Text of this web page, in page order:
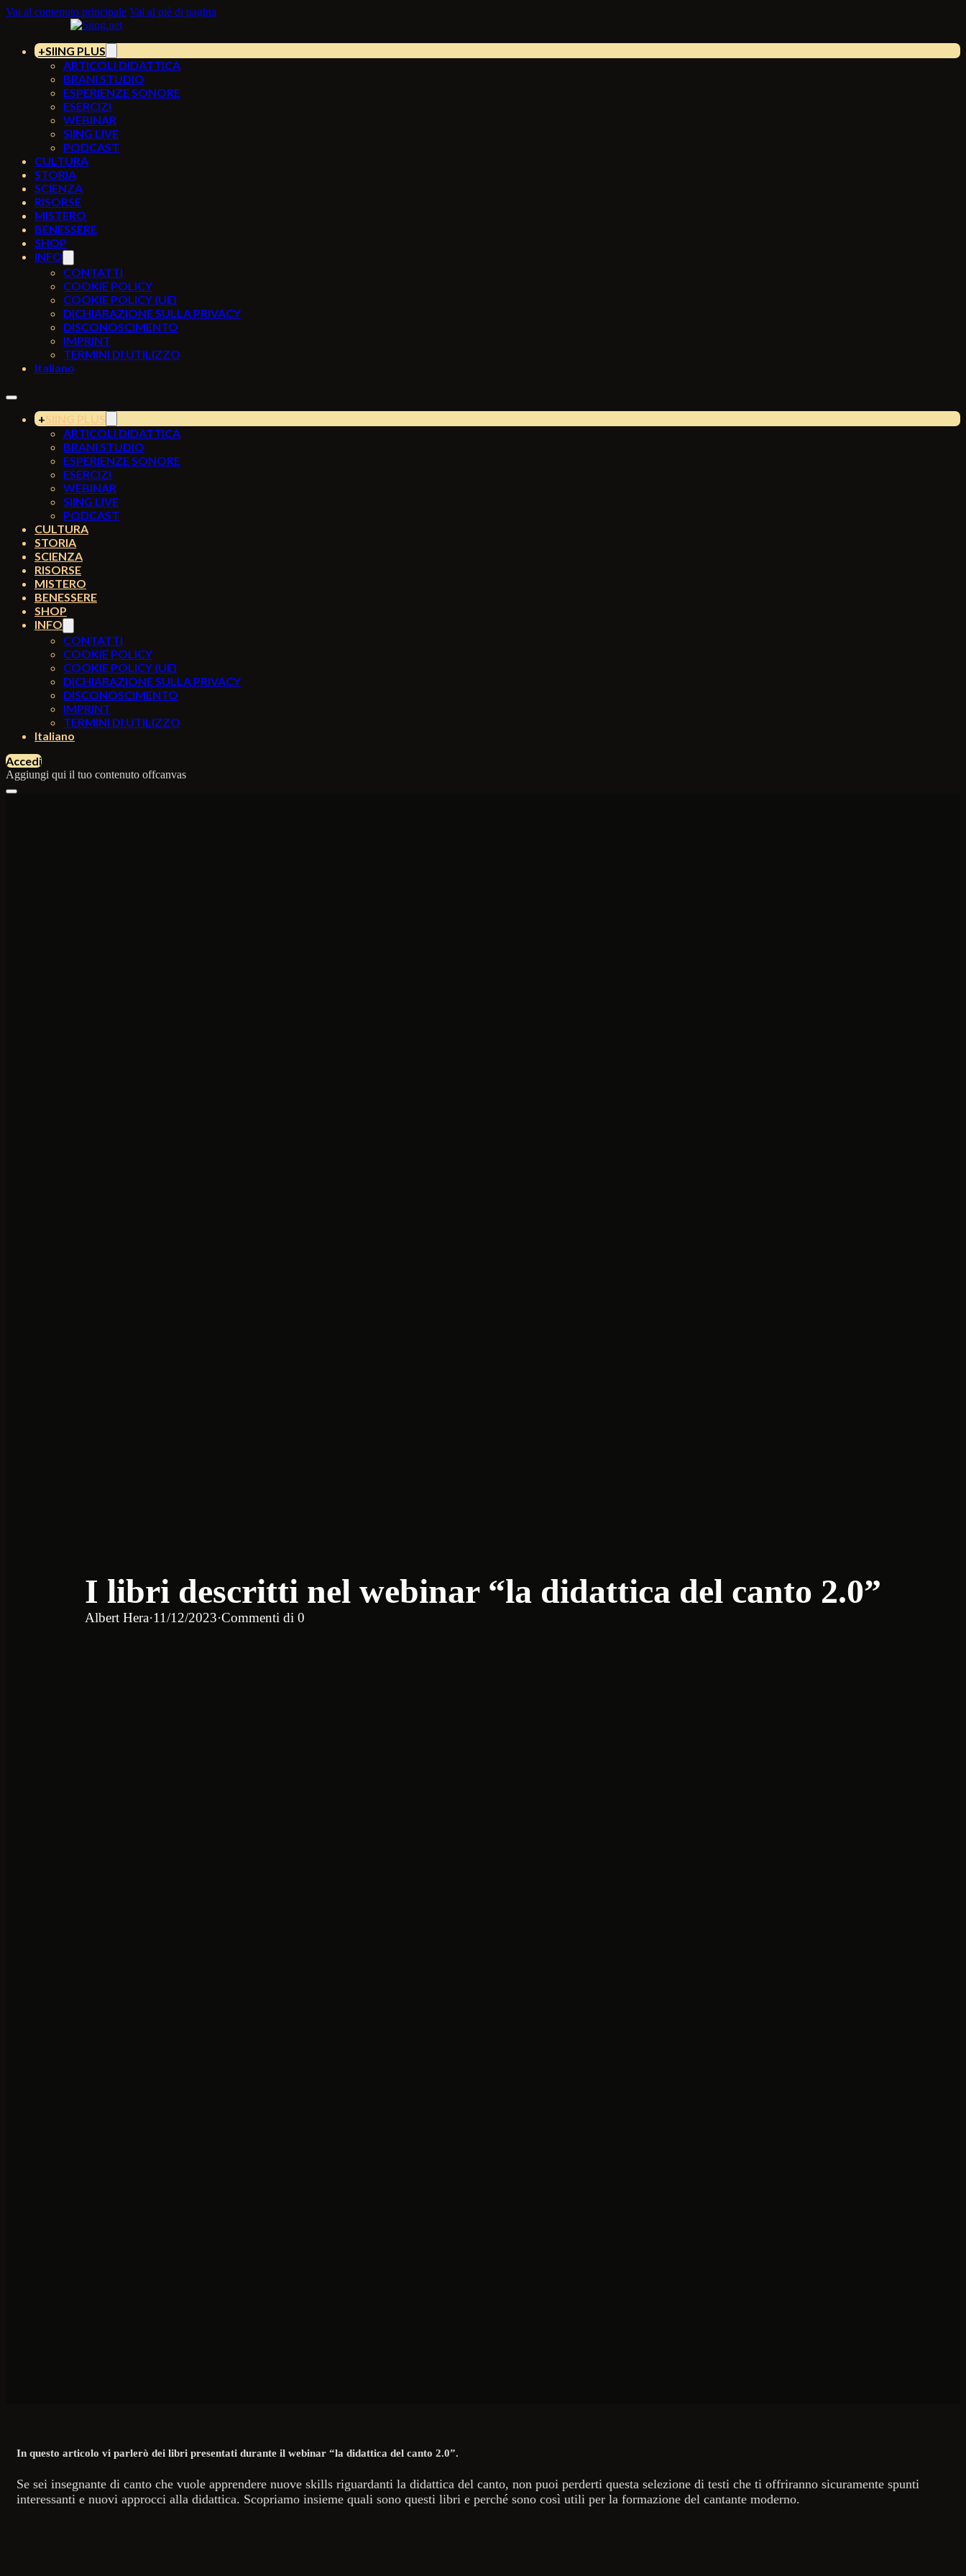
Vai al contenuto principale Vai al piè di pagina
SIING PLUS
ARTICOLI DIDATTICA
BRANI STUDIO
ESPERIENZE SONORE
ESERCIZI
WEBINAR
SIING LIVE
PODCAST
CULTURA
STORIA
SCIENZA
RISORSE
MISTERO
BENESSERE
SHOP
INFO
CONTATTI
COOKIE POLICY
COOKIE POLICY (UE)
DICHIARAZIONE SULLA PRIVACY
DISCONOSCIMENTO
IMPRINT
TERMINI DI UTILIZZO
Italiano
SIING PLUS
ARTICOLI DIDATTICA
BRANI STUDIO
ESPERIENZE SONORE
ESERCIZI
WEBINAR
SIING LIVE
PODCAST
CULTURA
STORIA
SCIENZA
RISORSE
MISTERO
BENESSERE
SHOP
INFO
CONTATTI
COOKIE POLICY
COOKIE POLICY (UE)
DICHIARAZIONE SULLA PRIVACY
DISCONOSCIMENTO
IMPRINT
TERMINI DI UTILIZZO
Italiano
Accedi
Aggiungi qui il tuo contenuto offcanvas
I libri descritti nel webinar “la didattica del canto 2.0”
Albert Hera·11/12/2023·Commenti di 0
In questo articolo vi parlerò dei libri presentati durante il webinar “la didattica del canto 2.0”.
Se sei insegnante di canto che vuole apprendere nuove skills riguardanti la didattica del canto, non puoi perderti questa selezione di testi che ti offriranno sicuramente spunti
interessanti e nuovi approcci alla didattica. Scopriamo insieme quali sono questi libri e perché sono così utili per la formazione del cantante moderno.